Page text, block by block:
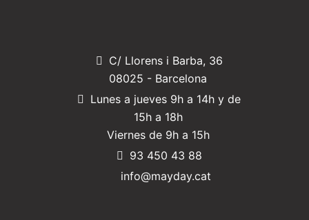
C/ Llorens i Barba, 36
08025 - Barcelona
Lunes a jueves 9h a 14h y de
15h a 18h
Viernes de 9h a 15h
93 450 43 88
info@mayday.cat